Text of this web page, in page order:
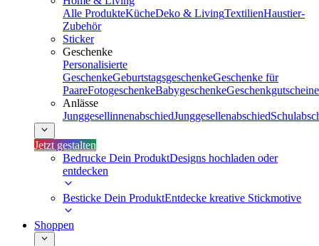
Alle ProdukteKücheDeko & LivingTextilienHaustier-
Zubehör
Sticker
Geschenke
Personalisierte
GeschenkeGeburtstagsgeschenkeGeschenke für
PaareFotogeschenkeBabygeschenkeGeschenkgutscheine
Anlässe
JunggesellinnenabschiedJunggesellenabschied
Jetzt gestalten
Bedrucke Dein ProduktDesigns hochladen oder
entdecken
Besticke Dein ProduktEntdecke kreative Stickmotive
Shoppen